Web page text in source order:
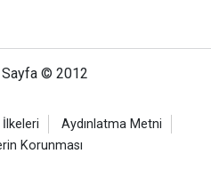
© 2012
Aydınlatma Metni
Korunması